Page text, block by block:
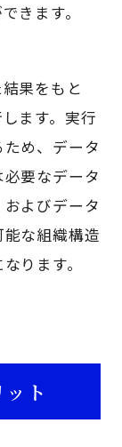
きます。
果をもと
ます。実行
め、データ
要なデータ
よびデータ
な組織構造
ります。
ト